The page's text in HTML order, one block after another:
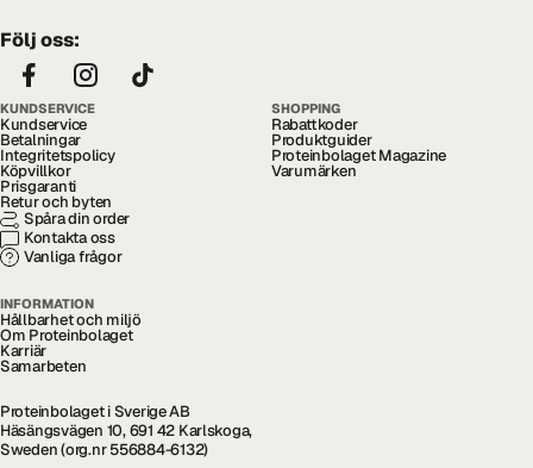
Följ oss:
KUNDSERVICE
Kundservice
Betalningar
Integritetspolicy
Köpvillkor
Prisgaranti
Retur och byten
Spåra din order
Kontakta oss
Vanliga frågor
SHOPPING
Rabattkoder
Produktguider
Proteinbolaget Magazine
Varumärken
INFORMATION
Hållbarhet och miljö
Om Proteinbolaget
Karriär
Samarbeten
Proteinbolaget i Sverige AB
Häsängsvägen 10, 691 42 Karlskoga,
Sweden (org.nr 556884-6132)